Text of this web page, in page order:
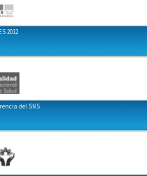
2012
del SNS